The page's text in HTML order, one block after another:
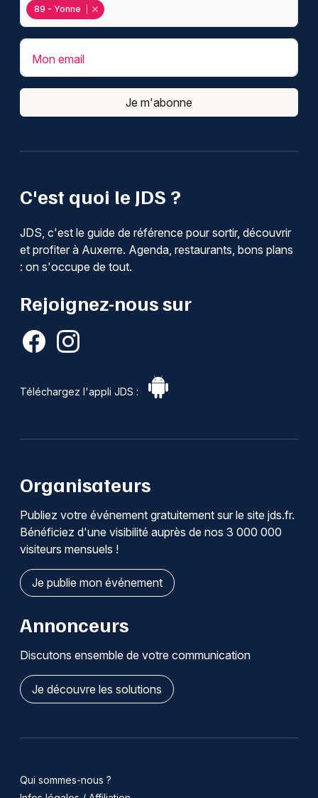
C'est quoi le JDS ?
JDS, c'est le guide de référence pour sortir, découvrir
et profiter à Auxerre. Agenda, restaurants, bons plans
: on s'occupe de tout.
Rejoignez-nous sur
Téléchargez l'appli JDS :
89 - Yonne
Mon email
Je m'abonne
Organisateurs
Publiez votre événement gratuitement sur le site jds.fr.
Bénéficiez d'une visibilité auprès de nos 3 000 000
visiteurs mensuels !
Je publie mon événement
Annonceurs
Discutons ensemble de votre communication
Je découvre les solutions
Qui sommes-nous ?